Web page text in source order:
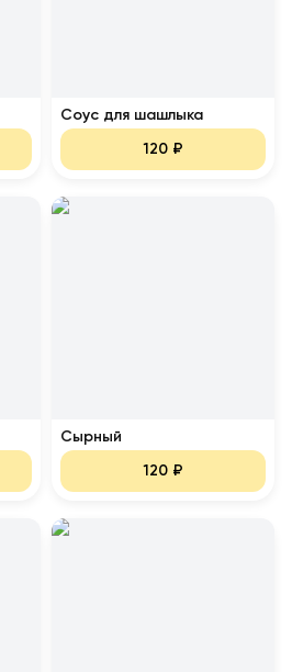
Соус для шашлыка
120 ₽
Сырный
120 ₽